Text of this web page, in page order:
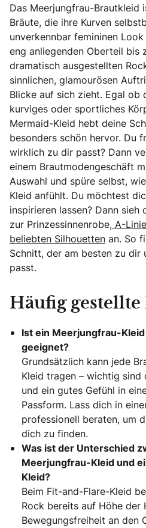
Das Meerjungfrau-Brautkleid
Bräute, die ihre Kurven
unverkennbar femininen
eng anliegenden Oberteil bis
dramatisch ausgestellten
sinnlichen, glamourösen
Blicke auf sich zieht. Egal ob
kurviges oder sportliches
Mermaid-Kleid hebt deine
besonders schön hervor. Du
wirklich zu dir passt? Dann
einem Brautmodengeschäft
Auswahl und spüre selbst,
Kleid anfühlt. Du möchtest
inspirieren lassen? Dann
zur Prinzessinnenrobe, A-
beliebten Silhouetten an. So
Schnitt, der am besten zu dir
passt.
Häufig gestellte
Ist ein Meerjungfrau-
geeignet?
Grundsätzlich kann jede
Kleid tragen – wichtig sind
und ein gutes Gefühl in
Passform. Lass dich in
professionell beraten, um
dich zu finden.
Was ist der Unterschied
Meerjungfrau-Kleid und
Kleid?
Beim Fit-and-Flare-Kleid
Rock bereits auf Höhe der
Bewegungsfreiheit an den